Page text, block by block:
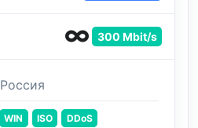
300 Mbit/s
Россия
WIN ISO DDoS